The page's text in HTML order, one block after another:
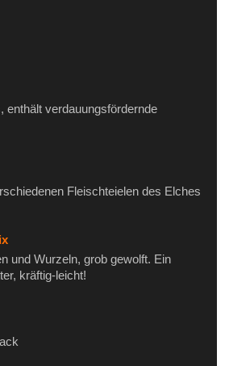
enthält verdauungsfördernde
Fleischteielen des Elches
und Wurzeln, grob gewolft. Ein
kräftig-leicht!